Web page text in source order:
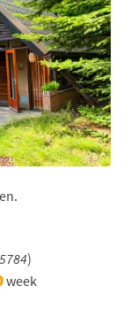
)
week